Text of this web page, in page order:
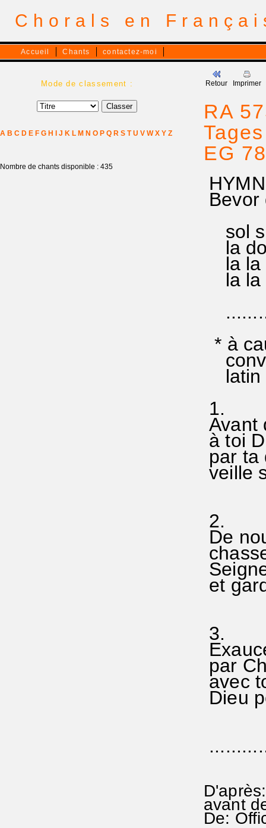
Chorals en
Accueil Chants contactez-moi
Mode de classement :
A B C D E F G H J K L M N O P Q R S T U V W X Y Z
Nombre de chants disponible : 435
Retour Imprimer
RA
EG
sol si
la do
la la
la la
* à
latin
1.
Avant
à toi
par ta
veille
2.
De
et
3.
par
avec
Dieu
avant
De: